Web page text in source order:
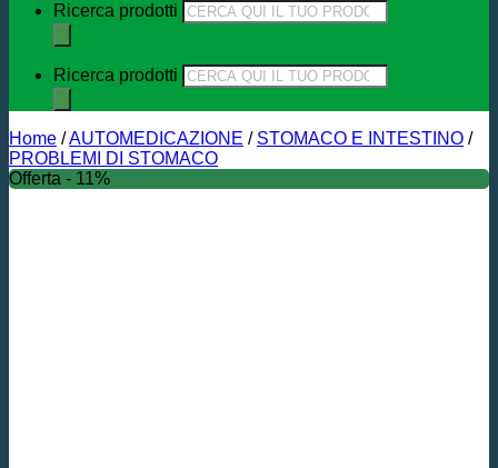
Ricerca prodotti
Ricerca prodotti
Home /AUTOMEDICAZIONE / STOMACO E INTESTINO /
PROBLEMI DI STOMACO
Offerta - 11%